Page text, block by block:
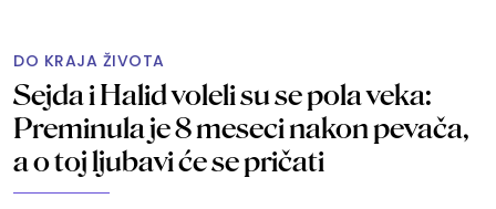
DO KRAJA ŽIVOTA
Sejda i Halid voleli su se pola veka:
Preminula je 8 meseci nakon pevača,
a o toj ljubavi će se pričati